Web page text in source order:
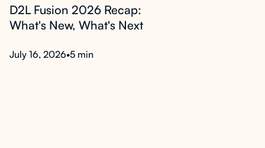
D2L Fusion 2026 Recap:
What's New, What's Next
July 16, 2026•5 min